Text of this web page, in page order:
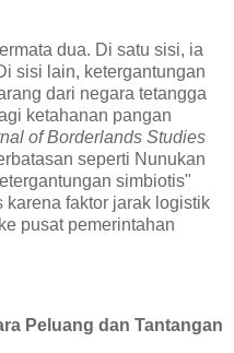
dua. Di satu sisi, ia
sisi lain, ketergantungan
dari negara tetangga
ketahanan pangan
of Borderlands Studies
seperti Nunukan
simbiotis"
faktor jarak logistik
pusat pemerintahan
Peluang dan Tantangan